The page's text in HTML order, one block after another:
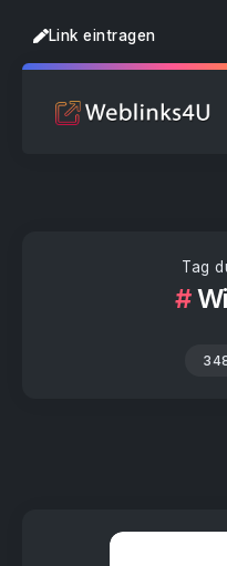
Link eintragen
Tag